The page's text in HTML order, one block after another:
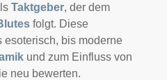
Taktgeber, der dem
folgt. Diese
bis moderne
und zum Einfluss von
neu bewerten.